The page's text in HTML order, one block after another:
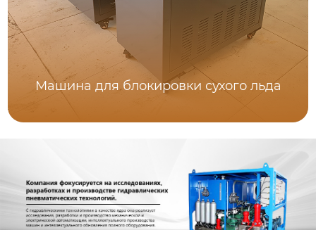
Машина для блокировки сухого льда